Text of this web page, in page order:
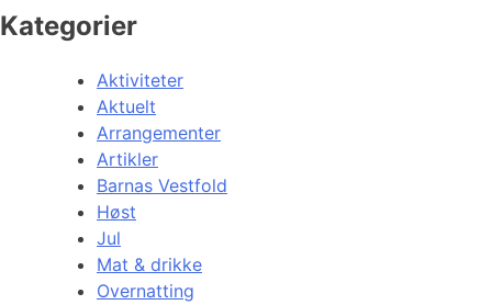
Kategorier
Aktiviteter
Aktuelt
Arrangementer
Artikler
Barnas Vestfold
Høst
Jul
Mat & drikke
Overnatting